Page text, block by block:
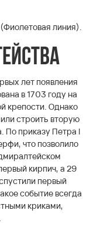
линия).
лет появления
в 1703 году на
крепости. Однако
строить вторую
По приказу Петра I
что позволило
кирпич, а 29
первый
событие всегда
криками,